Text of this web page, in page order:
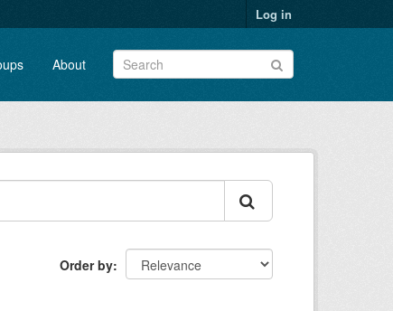
Log in
About
Order by